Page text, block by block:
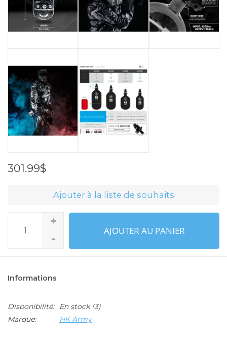
301.99$
Ajouter à la liste de souhaits
+
-
AJOUTER AU PANIER
Informations
Disponibilité: En stock(3)
Marque:
HK Army